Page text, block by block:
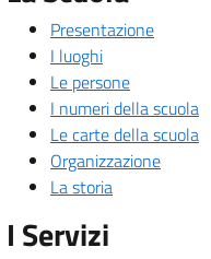
Presentazione
I luoghi
Le persone
I numeri della scuola
Le carte della scuola
Organizzazione
La storia
I Servizi